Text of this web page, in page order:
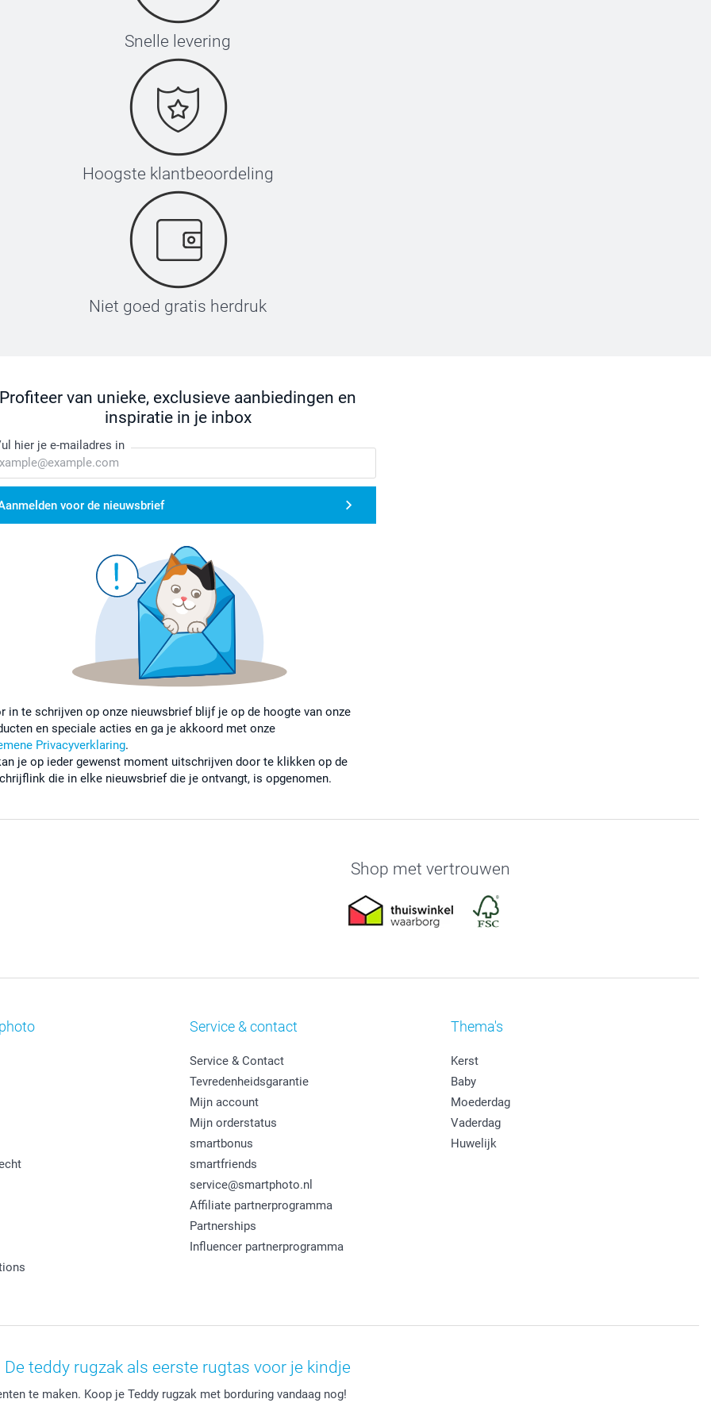
Snelle levering
Hoogste klantbeoordeling
Niet goed gratis herdruk
Profiteer van unieke, exclusieve aanbiedingen en
inspiratie in je inbox
hier je e-mailadres in
voor de nieuwsbrief
in te schrijven op onze nieuwsbrief blijf je op de hoogte van onze
en speciale acties en ga je akkoord met onze
Privacyverklaring.
je op ieder gewenst moment uitschrijven door te klikken op de
die in elke nieuwsbrief die je ontvangt, is opgenomen.
Shop met vertrouwen
Service & contact
Service & Contact
Tevredenheidsgarantie
Mijn account
Mijn orderstatus
smartbonus
smartfriends
service@smartphoto.nl
Affiliate partnerprogramma
Partnerships
Influencer partnerprogramma
Thema's
Kerst
Baby
Moederdag
Vaderdag
Huwelijk
De teddy rugzak als eerste rugtas voor je kindje
te maken. Koop je Teddy rugzak met borduring vandaag nog!